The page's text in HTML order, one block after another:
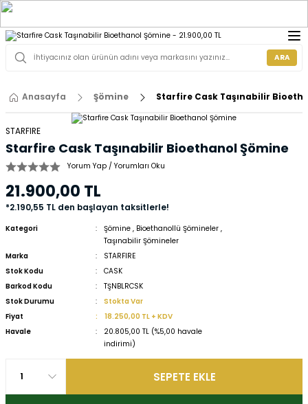
ARA
Anasayfa Şömine Starfire Cask Taşınabilir
STARFIRE
Starfire Cask Taşınabilir Bioethanol Şömine
Yorum Yap / Yorumları Oku
21.900,00 TL
*2.190,55 TL den başlayan taksitlerle!
Kategori Şömine , Bioethanollü Şömineler ,
Taşınabilir Şömineler
Marka
STARFIRE
Stok Kodu
CASK
Barkod Kodu
TŞNBLRCSK
Stok Durumu
Stokta Var
Fiyat
18.250,00 TL + KDV
Havale
20.805,00 TL (%5,00 havale
indirimi)
SEPETE EKLE